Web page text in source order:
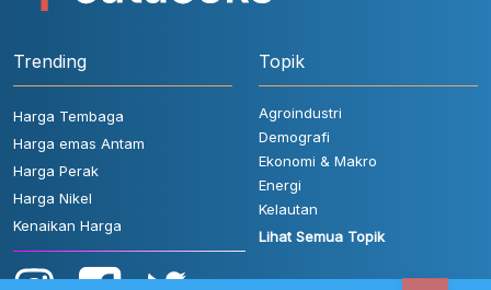
Trending
Harga Tembaga
Harga emas Antam
Harga Perak
Harga Nikel
Kenaikan Harga
Topik
Agroindustri
Demografi
Ekonomi & Makro
Energi
Kelautan
Lihat Semua Topik